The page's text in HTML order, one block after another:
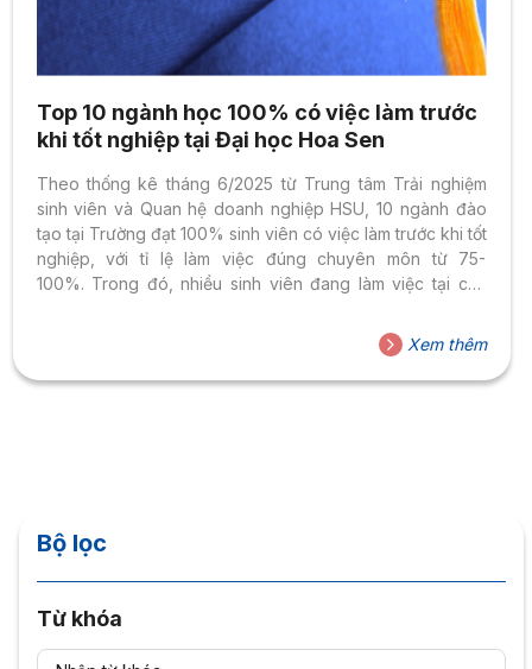
Top 10 ngành học 100% có việc làm trước
khi tốt nghiệp tại Đại học Hoa Sen
Theo thống kê tháng 6/2025 từ Trung tâm Trải nghiệm
sinh viên và Quan hệ doanh nghiệp HSU, 10 ngành đào
tạo tại Trường đạt 100% sinh viên có việc làm trước khi tốt
nghiệp, với tỉ lệ làm việc đúng chuyên môn từ 75-
100%. Trong đó, nhiều sinh viên đang làm việc tại các
Shopee, Tập đoàn FPT, OPPO Việt Nam, Agribank, MB
Bank, Khách sạn New World Saigon, Khách sạn Hilton
Saigon, Coca Cola Việt Nam, Lotte Việt Nam, Tổng công
Xem thêm
Bộ lọc
Từ khóa